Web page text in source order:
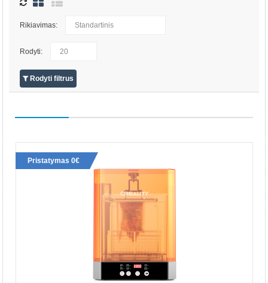
Rikiavimas:
Rodyti:
Rodyti filtrus
Pristatymas 0€